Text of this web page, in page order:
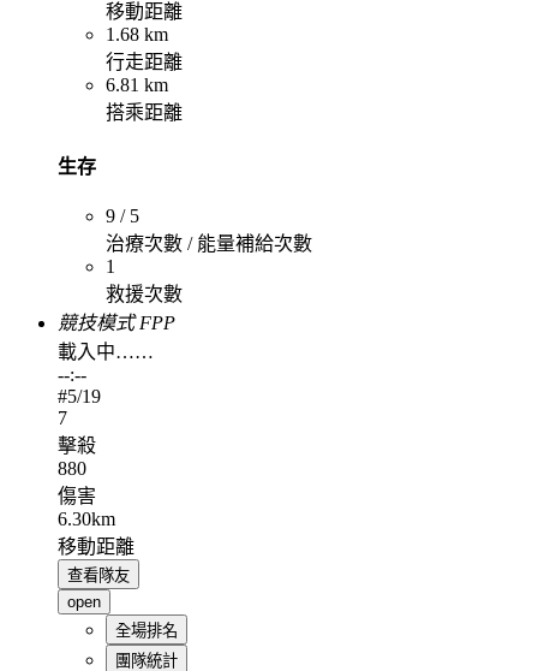
移動距離
1.68 km
行走距離
6.81 km
搭乘距離
生存
9 / 5
治療次數 / 能量補給次數
1
救援次數
競技模式 FPP
載入中……
--:--
#5/19
7
擊殺
880
傷害
6.30km
移動距離
查看隊友
open
全場排名
團隊統計